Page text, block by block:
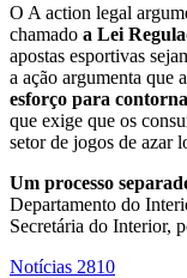
O A action legal
chamado a Lei
apostas esportivas
a ação argumenta que
esforço para
que exige que os
setor de jogos de azar
Um processo
Departamento do
Secretária do Interior,
Notícias 2810